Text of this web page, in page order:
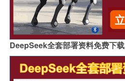
DeepSeek全套部署资料免费下载